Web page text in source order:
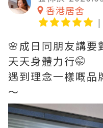
香港居舍
🌸成日同朋友講要
天天身體力行🤭
遇到理念一樣嘅品
～